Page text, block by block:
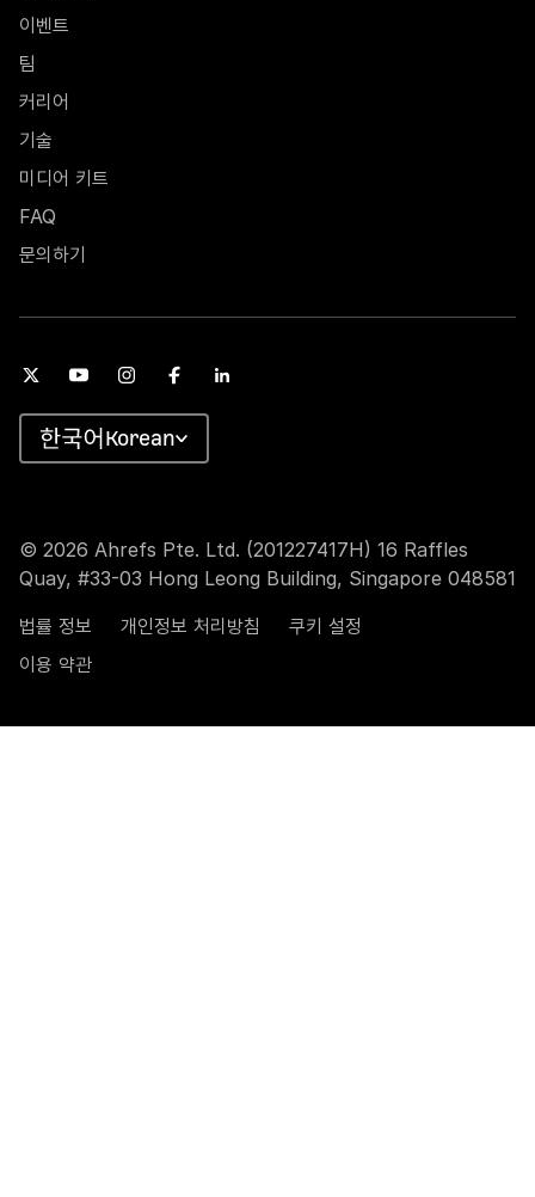
이벤트
팀
커리어
기술
미디어 키트
FAQ
문의하기
© 2026 Ahrefs Pte. Ltd. (201227417H) 16 Raffles
Quay, #33-03 Hong Leong Building, Singapore 048581
법률 정보
개인정보 처리방침
쿠키 설정
이용 약관
Korean